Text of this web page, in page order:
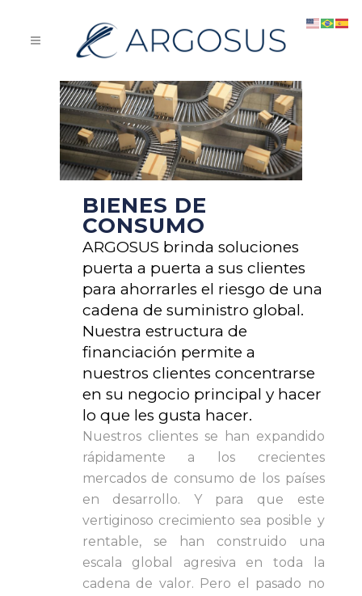
BIENES DE
CONSUMO
ARGOSUS brinda soluciones
puerta a puerta a sus clientes
para ahorrarles el riesgo de una
cadena de suministro global.
Nuestra estructura de
financiación permite a
nuestros clientes concentrarse
en su negocio principal y hacer
lo que les gusta hacer.
Nuestros clientes se han expandido
rápidamente a los crecientes
mercados de consumo de los países
en desarrollo. Y para que este
vertiginoso crecimiento sea posible y
rentable, se han construido una
escala global agresiva en toda la
cadena de valor. Pero el pasado no